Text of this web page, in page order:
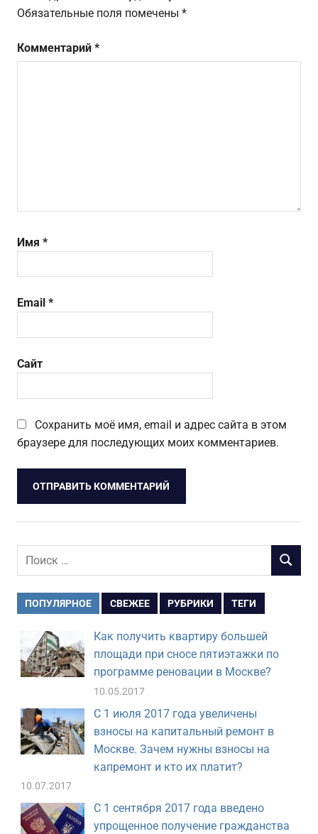
Обязательные поля помечены *
Комментарий *
Имя *
Email *
Сайт
Сохранить моё имя, email и адрес сайта в этом
браузере для последующих моих комментариев.
Поиск
ПОИСК
ПОПУЛЯРНОЕ СВЕЖЕЕ РУБРИКИ ТЕГИ
Как получить квартиру большей
площади при сносе пятиэтажки по
программе реновации в Москве?
10.05.2017
С 1 июля 2017 года увеличены
взносы на капитальный ремонт в
Москве. Зачем нужны взносы на
капремонт и кто их платит?
10.07.2017
С 1 сентября 2017 года введено
упрощенное получение гражданства